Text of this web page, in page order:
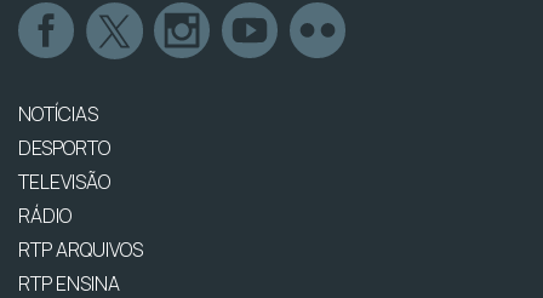
NOTÍCIAS
DESPORTO
TELEVISÃO
RÁDIO
RTP ARQUIVOS
RTP ENSINA